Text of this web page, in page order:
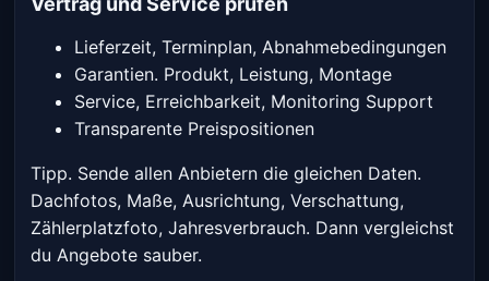
Lieferzeit, Terminplan, Abnahmebedingungen
Garantien. Produkt, Leistung, Montage
Service, Erreichbarkeit, Monitoring Support
Transparente Preispositionen
Tipp. Sende allen Anbietern die gleichen Daten.
Dachfotos, Maße, Ausrichtung, Verschattung,
Zählerplatzfoto, Jahresverbrauch. Dann vergleichst
du Angebote sauber.